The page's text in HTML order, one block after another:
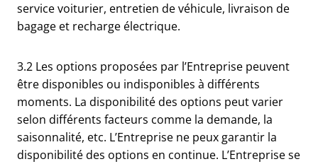
service voiturier, entretien de véhicule, livraison de
bagage et recharge électrique.
3.2 Les options proposées par l’Entreprise peuvent
être disponibles ou indisponibles à différents
moments. La disponibilité des options peut varier
selon différents facteurs comme la demande, la
saisonnalité, etc. L’Entreprise ne peux garantir la
disponibilité des options en continue. L’Entreprise se